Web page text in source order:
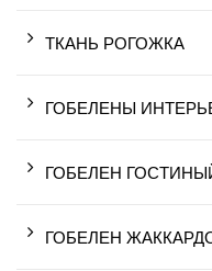
ТКАНЬ РОГОЖКА
ГОБЕЛЕНЫ
ГОБЕЛЕН
ГОБЕЛЕН